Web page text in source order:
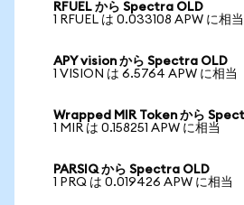
RFUEL から Spectra OLD
1 RFUEL は 0.033108 APW に相当
APY vision から Spectra OLD
1 VISION は 6.5764 APW に相当
Wrapped MIR Token から
1 MIR は 0.158251 APW に相当
PARSIQ から Spectra OLD
1 PRQ は 0.019426 APW に相当